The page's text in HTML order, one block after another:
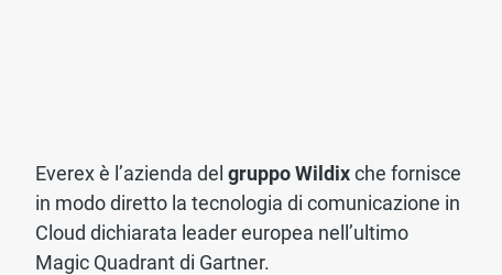
Everex è l’azienda del gruppo Wildixche fornisce
in modo diretto la tecnologia di comunicazione in
Cloud dichiarata leader europea nell’ultimo
Magic Quadrant di Gartner.